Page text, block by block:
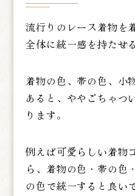
流行りのレース着物を
全体に統一感を持たせ
着物の色、帯の色、小
あると、ややごちゃつ
ります。
例えば可愛らしい着物
ら、着物の色・帯の色
の色で統一すると良い